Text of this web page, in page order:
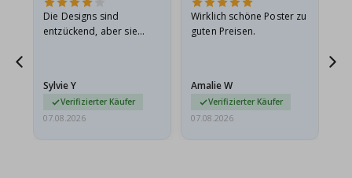
Die Designs sind
entzückend, aber sie
sie…
Sylvie Y
Verifizierter Käufer
07.08.2026
Wirklich schöne Poster zu
guten Preisen.
Amalie W
Verifizierter Käufer
07.08.2026